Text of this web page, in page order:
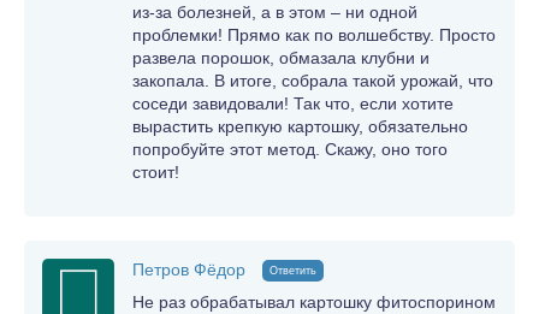
из-за болезней, а в этом – ни одной
проблемки! Прямо как по волшебству. Просто
развела порошок, обмазала клубни и
закопала. В итоге, собрала такой урожай, что
соседи завидовали! Так что, если хотите
вырастить крепкую картошку, обязательно
попробуйте этот метод. Скажу, оно того
стоит!
Петров Фёдор Ответить
Не раз обрабатывал картошку фитоспорином